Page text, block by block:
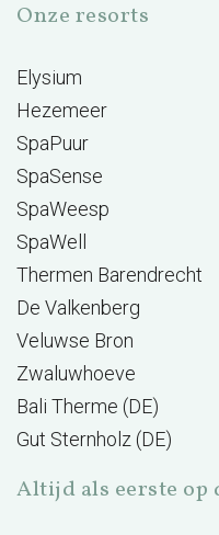
Onze resorts
Elysium
Hezemeer
SpaPuur
SpaSense
SpaWeesp
SpaWell
Thermen Barendrecht
De Valkenberg
Veluwse Bron
Zwaluwhoeve
Bali Therme (DE)
Gut Sternholz (DE)
Altijd als eerste op